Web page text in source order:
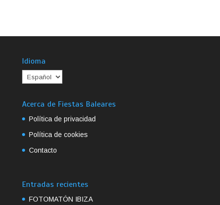
Idioma
Acerca de Fiestas Baleares
Política de privacidad
Política de cookies
Contacto
Entradas recientes
FOTOMATÓN IBIZA